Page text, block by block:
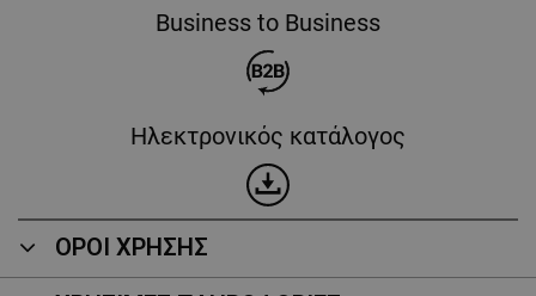
Business to Business
Ηλεκτρονικός κατάλογος
ΟΡΟΙ ΧΡΗΣΗΣ